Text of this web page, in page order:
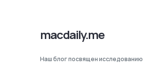
macdaily.me
Наш блог посвящен исследованию